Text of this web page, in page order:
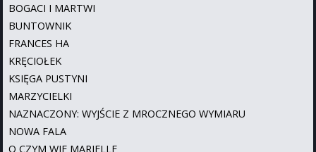
BOGACI I MARTWI
BUNTOWNIK
FRANCES HA
KRĘCIOŁEK
KSIĘGA PUSTYNI
MARZYCIELKI
NAZNACZONY: WYJŚCIE Z MROCZNEGO WYMIARU
NOWA FALA
O CZYM WIE MARIELLE